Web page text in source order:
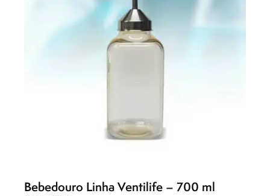
Bebedouro Linha Ventilife – 700 ml